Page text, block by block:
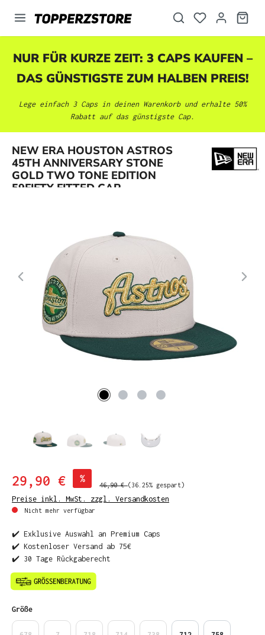
springen
NUR FÜR KURZE ZEIT: 3 CAPS KAUFEN –
DAS GÜNSTIGSTE ZUM HALBEN PREIS!
Lege einfach 3 Caps in deinen Warenkorb und erhalte 50%
Rabatt auf das günstigste Cap.
NEW ERA HOUSTON ASTROS
45TH ANNIVERSARY STONE
GOLD TWO TONE EDITION
59FIFTY FITTED CAP
Bildergalerie überspringen
29,90 € %
46,90 €(36.25% gespart)
Preise inkl. MwSt. zzgl. Versandkosten
Nicht mehr verfügbar
✔️ Exklusive Auswahl an Premium Caps
✔️ Kostenloser Versand ab 75€
✔️ 30 Tage Rückgaberecht
Größeauswählen